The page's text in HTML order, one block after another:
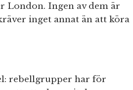
London. Ingen av dem är
inget annat än att köra
rebellgrupper har för